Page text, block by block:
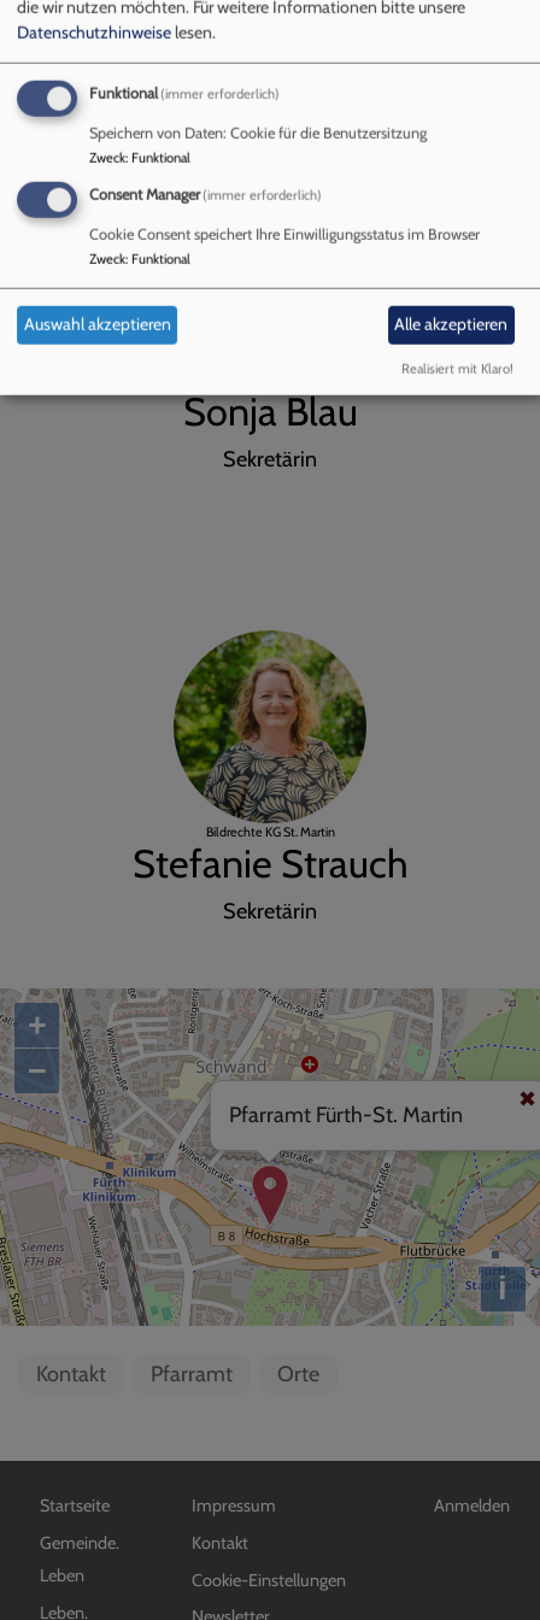
Verwendungszweck gibt. Beachten Sie hierzu bitte die
Rechnung)
Sonja Blau
Sekretärin
Bildrechte KG St. Martin
Stefanie Strauch
Sekretärin
Pfarramt Fürth-St. Martin
+
−
i
Kontakt Pfarramt Orte
Hauptnavigation
Startseite
Gemeinde.
Leben
Leben.
Fußbereichsmenü
Impressum
Kontakt
Cookie-Einstellungen
Anmelden
die wir nutzen möchten. Für weitere Informationen bitte unsere
Datenschutzhinweiselesen.
Funktional (immer erforderlich)
Speichern von Daten: Cookie für die Benutzersitzung
Zweck: Funktional
Consent Manager (immer erforderlich)
Cookie Consent speichert Ihre Einwilligungsstatus im Browser
Zweck: Funktional
Auswahl akzeptieren Alle akzeptieren
Realisiert mit Klaro!